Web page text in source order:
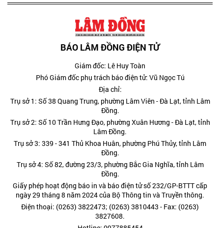
BÁO LÂM ĐỒNG ĐIỆN TỬ
Giám đốc: Lê Huy Toàn
Phó Giám đốc phụ trách báo điện tử: Vũ Ngọc Tú
Địa chỉ:
Trụ sở 1: Số 38 Quang Trung, phường Lâm Viên - Đà Lạt, tỉnh Lâm
Đồng.
Trụ sở 2: Số 10 Trần Hưng Đạo, phường Xuân Hương - Đà Lạt, tỉnh
Lâm Đồng.
Trụ sở 3: 339 - 341 Thủ Khoa Huân, phường Phú Thủy, tỉnh Lâm
Đồng.
Trụ sở 4: Số 82, đường 23/3, phường Bắc Gia Nghĩa, tỉnh Lâm
Đồng.
Giấy phép hoạt động báo in và báo điện tử số 232/GP-BTTT cấp
ngày 29 tháng 8 năm 2024 của Bộ Thông tin và Truyền thông.
Điện thoại: (0263) 3822473; (0263) 3810443 - Fax: (0263)
3827608.